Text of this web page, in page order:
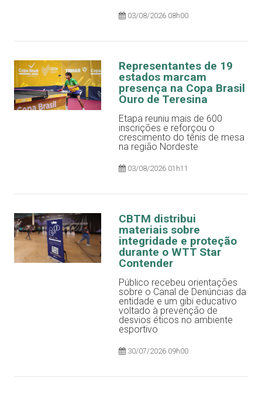
03/08/2026 08h00
Representantes de 19
estados marcam
presença na Copa Brasil
Ouro de Teresina
Etapa reuniu mais de 600
inscrições e reforçou o
crescimento do tênis de mesa
na região Nordeste
03/08/2026 01h11
CBTM distribui
materiais sobre
integridade e proteção
durante o WTT Star
Contender
Público recebeu orientações
sobre o Canal de Denúncias da
entidade e um gibi educativo
voltado à prevenção de
desvios éticos no ambiente
esportivo
30/07/2026 09h00